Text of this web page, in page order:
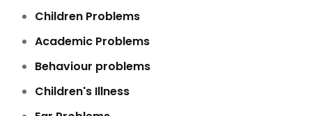
Children Problems
Academic Problems
Behaviour problems
Children's Illness